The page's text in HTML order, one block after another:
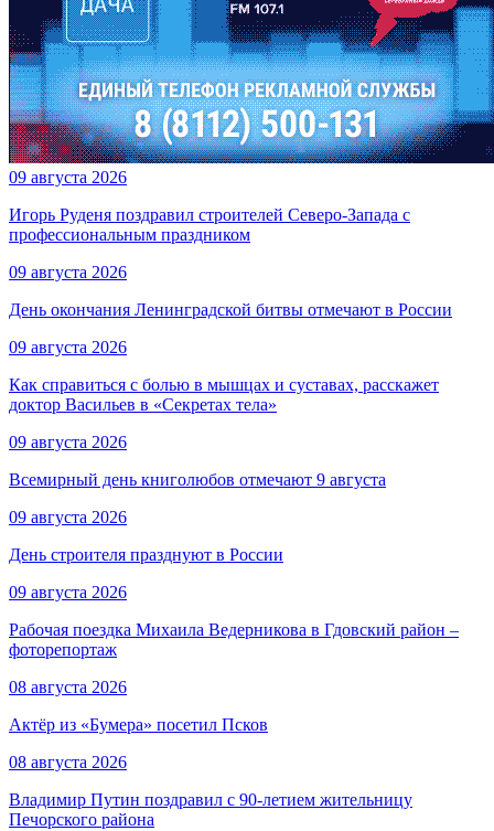
09 августа 2026
Игорь Руденя поздравил строителей Северо-Запада с
профессиональным праздником
09 августа 2026
День окончания Ленинградской битвы отмечают в России
09 августа 2026
Как справиться с болью в мышцах и суставах, расскажет
доктор Васильев в «Секретах тела»
09 августа 2026
Всемирный день книголюбов отмечают 9 августа
09 августа 2026
День строителя празднуют в России
09 августа 2026
Рабочая поездка Михаила Ведерникова в Гдовский район –
фоторепортаж
08 августа 2026
Актёр из «Бумера» посетил Псков
08 августа 2026
Владимир Путин поздравил с 90-летием жительницу
Печорского района